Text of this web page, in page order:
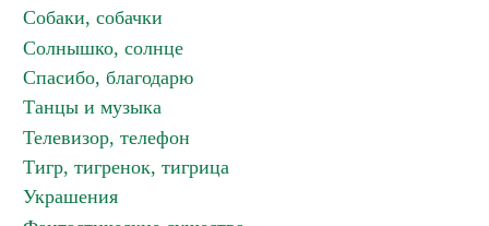
Собаки, собачки
Солнышко, солнце
Спасибо, благодарю
Танцы и музыка
Телевизор, телефон
Тигр, тигренок, тигрица
Украшения